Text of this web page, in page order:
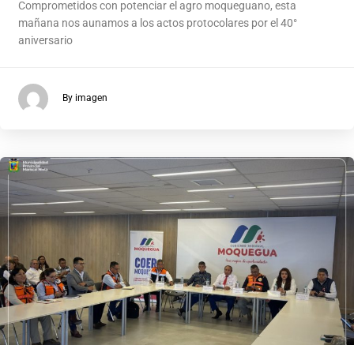
Comprometidos con potenciar el agro moqueguano, esta
mañana nos aunamos a los actos protocolares por el 40°
aniversario
By imagen